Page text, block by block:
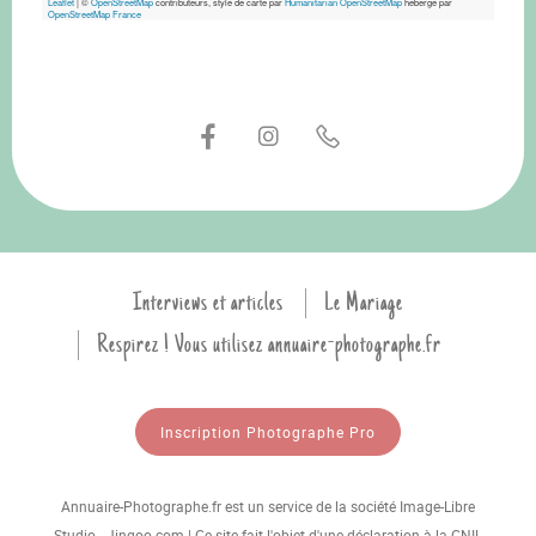
OpenStreetMap France
Interviews et articles
Le Mariage
Respirez ! Vous utilisez annuaire-photographe.fr
Inscription Photographe Pro
Annuaire-Photographe.fr est un service de la société Image-Libre